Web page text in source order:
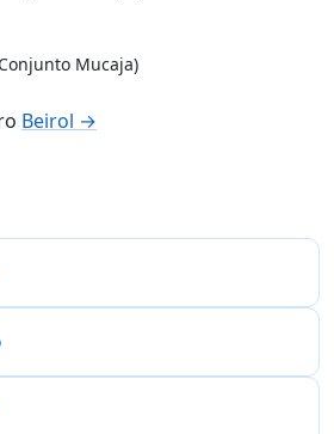
Mucaja)
Beirol →